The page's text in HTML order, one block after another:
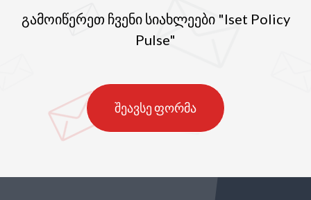
გამოიწერეთ ჩვენი სიახლეები "Iset Policy
Pulse"
შეავსე ფორმა